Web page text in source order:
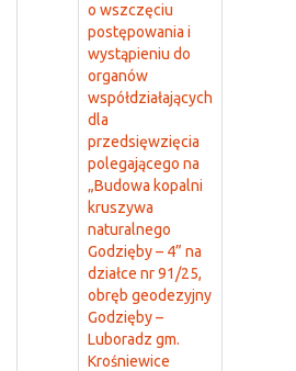
o wszczęciu
postępowania i
wystąpieniu do
organów
współdziałających
dla
przedsięwzięcia
polegającego na
„Budowa kopalni
kruszywa
naturalnego
Godzięby – 4” na
działce nr 91/25,
obręb geodezyjny
Godzięby –
Luboradz gm.
Krośniewice